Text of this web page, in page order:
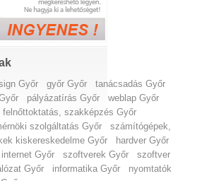
Győr győr Győr
tanácsadás Győr
pályázatírás Győr
weblap Győr
felnőttoktatás, szakképzés Győr
szolgáltatás Győr
számítógépek,
kiskereskedelme Győr
hardver Győr
internet Győr szoftverek Győr
szoftver
Győr informatika Győr
nyomtatók